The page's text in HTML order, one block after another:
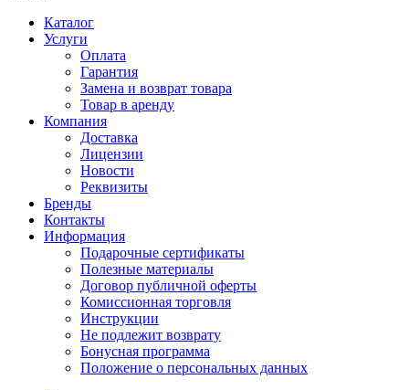
Каталог
Услуги
Оплата
Гарантия
Замена и возврат товара
Товар в аренду
Компания
Доставка
Лицензии
Новости
Реквизиты
Бренды
Контакты
Информация
Подарочные сертификаты
Полезные материалы
Договор публичной оферты
Комиссионная торговля
Инструкции
Не подлежит возврату
Бонусная программа
Положение о персональных данных